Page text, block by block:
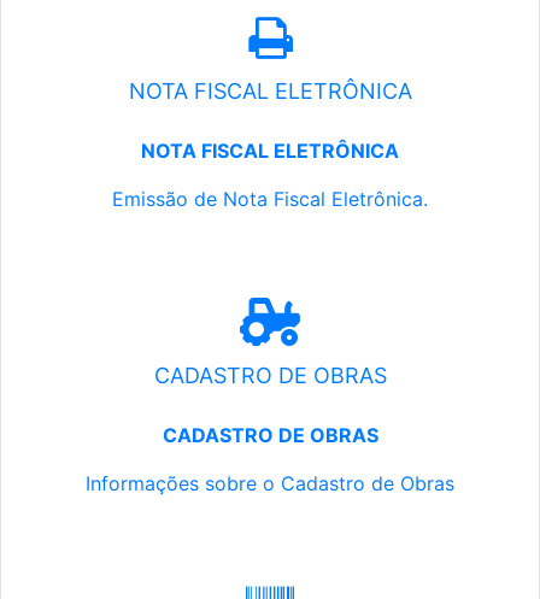
NOTA FISCAL ELETRÔNICA
NOTA FISCAL ELETRÔNICA
Emissão de Nota Fiscal Eletrônica.
CADASTRO DE OBRAS
CADASTRO DE OBRAS
Informações sobre o Cadastro de Obras